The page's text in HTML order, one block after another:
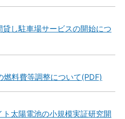
し駐車場サービスの開始につ
料費等調整について(PDF)
太陽電池の小規模実証研究開